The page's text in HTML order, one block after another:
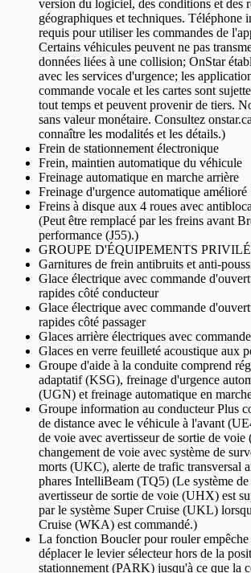
version du logiciel, des conditions et des
géographiques et techniques. Téléphone
requis pour utiliser les commandes de
Certains véhicules peuvent ne pas
données liées à une collision; OnStar
avec les services d'urgence; les
commande vocale et les cartes sont
tout temps et peuvent provenir de tiers.
sans valeur monétaire. Consultez
connaître les modalités et les détails.)
Frein de stationnement électronique
Frein, maintien automatique du véhicule
Freinage automatique en marche arrière
Freinage d'urgence automatique amélioré
Freins à disque aux 4 roues avec
(Peut être remplacé par les freins avant
performance (J55).)
GROUPE D'ÉQUIPEMENTS
Garnitures de frein antibruits et anti-
Glace électrique avec commande
rapides côté conducteur
Glace électrique avec commande
rapides côté passager
Glaces arrière électriques avec
Glaces en verre feuilleté acoustique aux
Groupe d'aide à la conduite comprend
adaptatif (KSG), freinage d'urgence
(UGN) et freinage automatique en
Groupe information au conducteur Plus
de distance avec le véhicule à l'avant
de voie avec avertisseur de sortie de
changement de voie avec système de
morts (UKC), alerte de trafic transversal
phares IntelliBeam (TQ5) (Le système
avertisseur de sortie de voie (UHX) est
par le système Super Cruise (UKL)
Cruise (WKA) est commandé.)
La fonction Boucler pour rouler
déplacer le levier sélecteur hors de la
stationnement (PARK) jusqu'à ce que la